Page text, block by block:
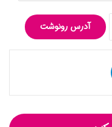
آدرس رونوشت